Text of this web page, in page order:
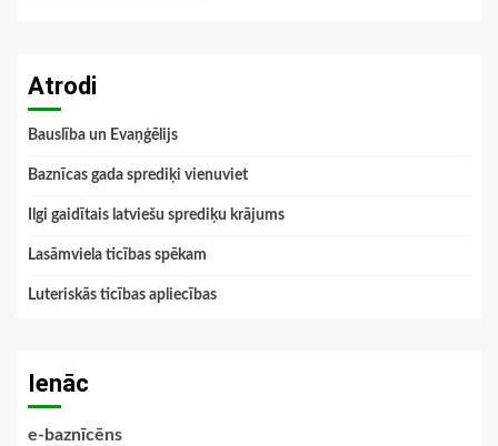
Atrodi
Bauslība un Evaņģēlijs
Baznīcas gada sprediķi vienuviet
Ilgi gaidītais latviešu sprediķu krājums
Lasāmviela ticības spēkam
Luteriskās ticības apliecības
Ienāc
e-baznīcēns